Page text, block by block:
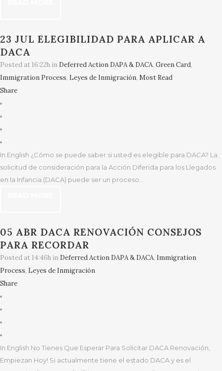
23 JUL ELEGIBILIDAD PARA APLICAR A
DACA
Posted at 16:22h in Deferred Action DAPA & DACA, Green Card,
Immigration Process, Leyes de Inmigración, Most Read
Share
In English ¿Cómo se puede saber si usted es elegible para DACA? La
solicitud de consideración para la Acción Diferida para los Llegados
en la Infancia (DACA) puede ser un proceso...
05 ABR DACA RENOVACIÓN CONSEJOS
PARA RECORDAR
Posted at 14:46h in Deferred Action DAPA & DACA, Immigration
Process, Leyes de Inmigración
Share
In English No Tienes Que Esperar Para Solicitar DACA Renovación,
Empiezan Hoy! Si actualmente tiene el estado DACA y es el